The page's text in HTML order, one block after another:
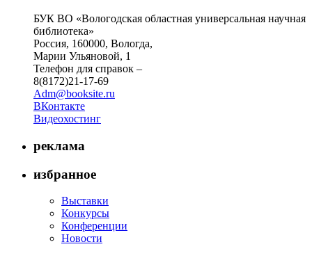
БУК ВО «Вологодская областная универсальная научная
библиотека»
Россия, 160000, Вологда,
Марии Ульяновой, 1
Телефон для справок –
8(8172)21-17-69
Adm@booksite.ru
ВКонтакте
Видеохостинг
реклама
избранное
Выставки
Конкурсы
Конференции
Новости